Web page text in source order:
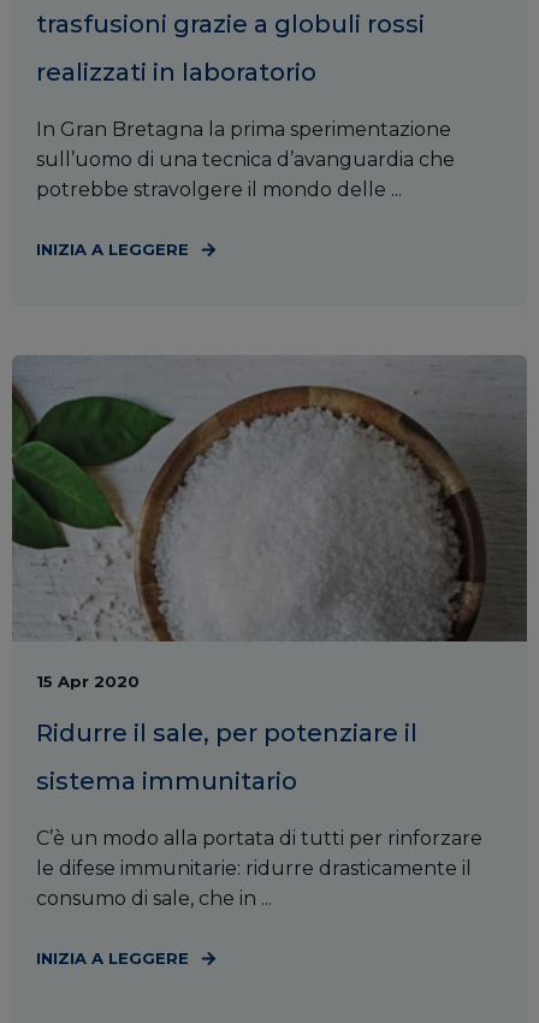
trasfusioni grazie a globuli rossi
realizzati in laboratorio
In Gran Bretagna la prima sperimentazione
sull’uomo di una tecnica d’avanguardia che
potrebbe stravolgere il mondo delle ...
INIZIA A LEGGERE
15 Apr 2020
Ridurre il sale, per potenziare il
sistema immunitario
C’è un modo alla portata di tutti per rinforzare
le difese immunitarie: ridurre drasticamente il
consumo di sale, che in ...
INIZIA A LEGGERE